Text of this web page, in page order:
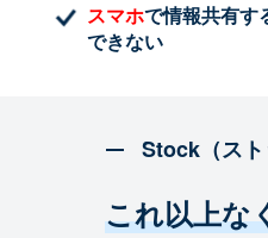
スマホで情報共有す
できない
Stock（ス
これ以上な